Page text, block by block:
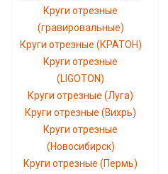
Круги отрезные
(гравировальные)
Круги отрезные (КРАТОН)
Круги отрезные
(LIGOTON)
Круги отрезные (Луга)
Круги отрезные (Вихрь)
Круги отрезные
(Новосибирск)
Круги отрезные (Пермь)